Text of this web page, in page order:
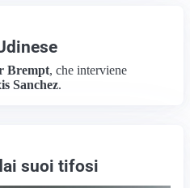
Brempt, che interviene
Sanchez.
suoi tifosi